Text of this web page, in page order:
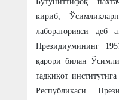
кириб,
лабораторияси
Президиумининг
қарори билан
тадқиқот
Республикаси